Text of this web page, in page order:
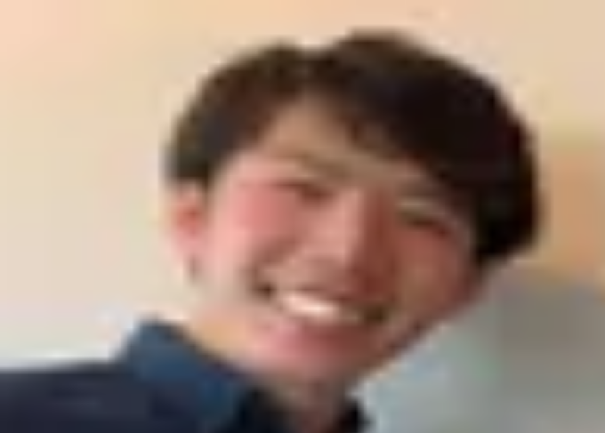
Podcast振り返り
正しくなくてOK！その時の理解度や、感情を残しておくことが重要です。
未実施の理解度チェック
【英語×日本語】StudyInネイティブ英会話Podcast
#130 このYouTberにハマってます。